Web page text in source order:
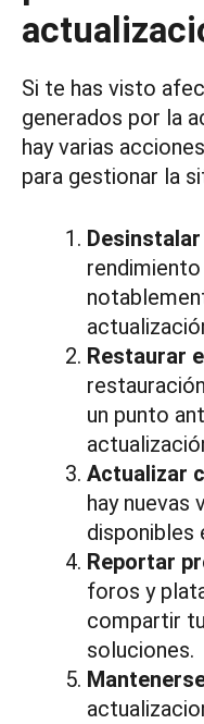
Si te has visto
generados por la
hay varias
para gestionar la
rendimiento
Restaurar
un punto
Actualizar
hay
disponibles
Reportar
foros y
compartir
soluciones.